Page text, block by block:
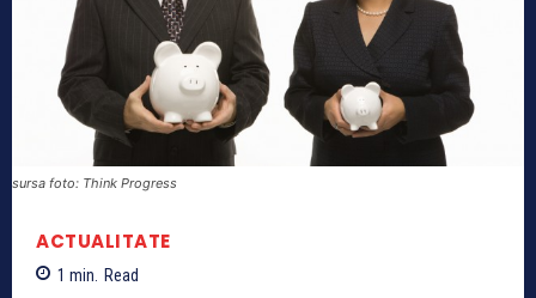
sursa foto: Think Progress
ACTUALITATE
1 min. Read